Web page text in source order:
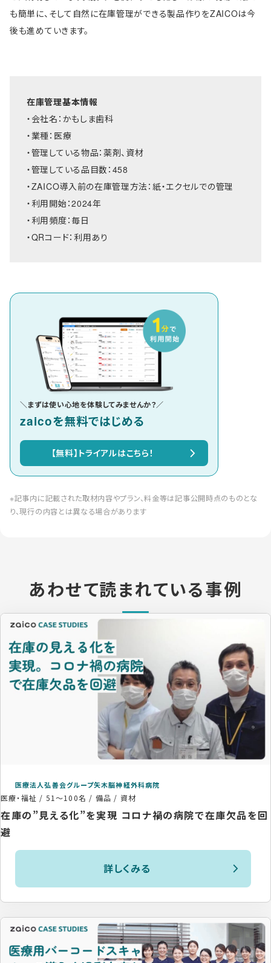
も簡単に、そして自然に在庫管理ができる製品作りをZAICOは今
後も進めていきます。
在庫管理基本情報
・会社名：かもしま歯科
・業種：医療
・管理している物品： 薬剤、資材
・管理している品目数：458
・ZAICO導入前の在庫管理方法：紙・エクセルでの管理
・利用開始：2024年
・利用頻度：毎日
・QRコード：利用あり
＼まずは使い心地を体験してみませんか？／
zaicoを無料ではじめる
【無料】トライアルはこちら！
※記事内に記載された取材内容やプラン、料金等は記事公開時点のものとな
り、現行の内容とは異なる場合があります
あわせて読まれている事例
医療法人弘善会グループ矢木脳神経外科病院
医療・福祉/ 51〜100名/ 備品 / 資材
在庫の”見える化”を実現 コロナ禍の病院で在庫欠品を回
避
詳しくみる